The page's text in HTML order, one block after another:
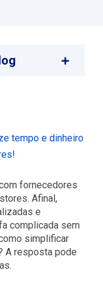
fornecedores
Afinal,
e
complicada sem
simplificar
A resposta pode
tempo e dinheiro